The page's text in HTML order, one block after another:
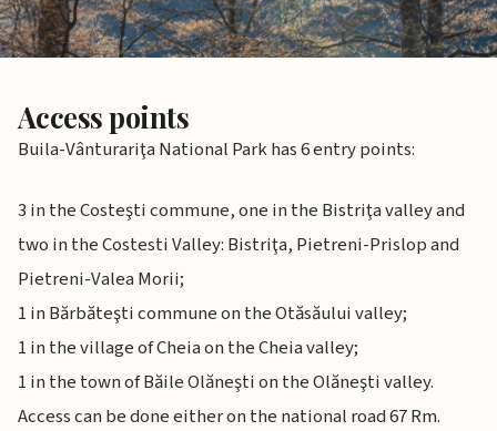
Access points
Buila-Vânturariţa National Park has 6 entry points:
3 in the Costeşti commune, one in the Bistriţa valley and
two in the Costesti Valley: Bistriţa, Pietreni-Prislop and
Pietreni-Valea Morii;
1 in Bărbăteşti commune on the Otăsăului valley;
1 in the village of Cheia on the Cheia valley;
1 in the town of Băile Olăneşti on the Olăneşti valley.
Access can be done either on the national road 67 Rm.